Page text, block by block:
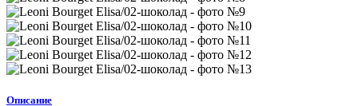
Описание